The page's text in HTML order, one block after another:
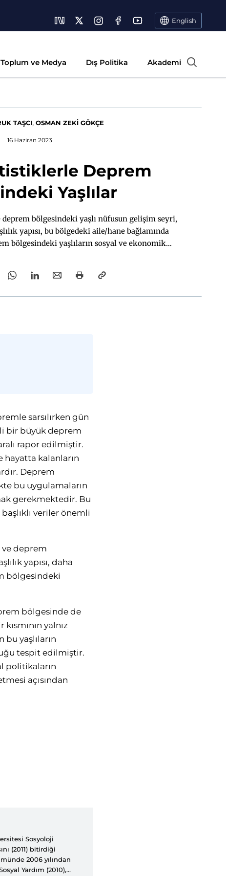
English
Toplum ve Medya Dış Politika Akademi
TAŞCI, OSMAN ZEKİ GÖKÇE
16 Haziran 2023
Deprem
Yaşlılar
bölgesindeki yaşlı nüfusun gelişim seyri,
yapısı, bu bölgedeki aile/hane bağlamında
bölgesindeki yaşlıların sosyal ve ekonomik
sarsılırken gün
bir büyük deprem
rapor edilmiştir.
kalanların
Deprem
bu uygulamaların
gerekmektedir. Bu
başlıklı veriler önemli
ve deprem
yapısı, daha
bölgesindeki
bölgesinde de
yalnız
bu yaşlıların
tespit edilmiştir.
politikaların
açısından
Sosyoloji
(2011) bitirdiği
2006 yılından
Yardım (2010),